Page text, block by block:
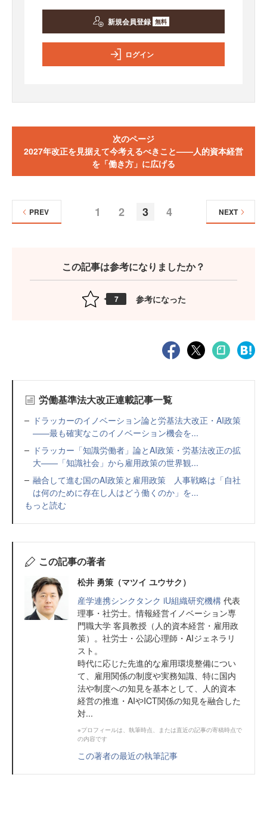
新規会員登録 無料
ログイン
次のページ
2027年改正を見据えて今考えるべきこと——人的資本経営
を「働き方」に広げる
1 2 3 4
PREV NEXT
この記事は参考になりましたか？
7 参考になった
労働基準法大改正連載記事一覧
ドラッカーのイノベーション論と労基法大改正・AI政策
——最も確実なこのイノベーション機会を...
ドラッカー「知識労働者」論とAI政策・労基法改正の拡
大——「知識社会」から雇用政策の世界観...
融合して進む国のAI政策と雇用政策 人事戦略は「自社
は何のために存在し人はどう働くのか」を...
もっと読む
この記事の著者
松井 勇策（マツイ ユウサク）
産学連携シンクタンク iU組織研究機構 代表
理事・社労士。情報経営イノベーション専
門職大学 客員教授（人的資本経営・雇用政
策）。社労士・公認心理師・AIジェネラリ
スト。
時代に応じた先進的な雇用環境整備につい
て、雇用関係の制度や実務知識、特に国内
法や制度への知見を基本として、人的資本
経営の推進・AIやICT関係の知見を融合した
対...
※プロフィールは、執筆時点、または直近の記事の寄稿時点で
の内容です
この著者の最近の執筆記事